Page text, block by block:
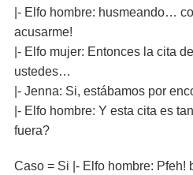
|- Elfo hombre: husmeando…
acusarme!
|- Elfo mujer: Entonces la cita
ustedes…
|- Jenna: Si, estábamos por
|- Elfo hombre: Y esta cita es
fuera?
Caso = Si |- Elfo hombre: Pfeh!